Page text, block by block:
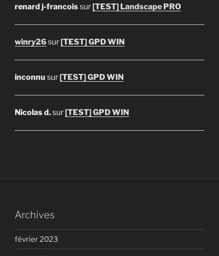
renard j-francoissur [TEST] Landscape PRO
winry26sur [TEST] GPD WIN
inconnu sur [TEST] GPD WIN
Nicolas d.sur [TEST] GPD WIN
Archives
février 2023